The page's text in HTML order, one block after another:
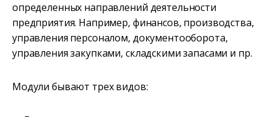
определенных направлений деятельности
предприятия. Например, финансов, производства,
управления персоналом, документооборота,
управления закупками, складскими запасами и пр.
Модули бывают трех видов: